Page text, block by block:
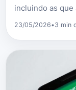
incluindo as que
23/05/2026•3 min